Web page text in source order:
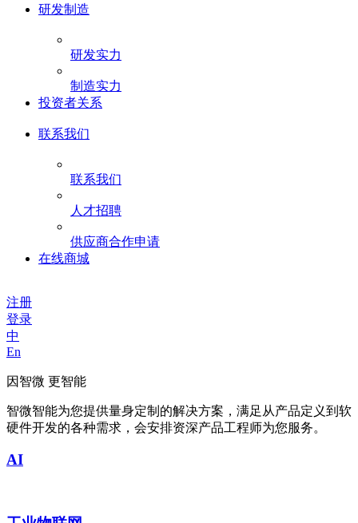
研发制造
研发实力
制造实力
投资者关系
联系我们
联系我们
人才招聘
供应商合作申请
在线商城
注册
登录
中
En
因智微 更智能
智微智能为您提供量身定制的解决方案，满足从产品定义到软
硬件开发的各种需求，会安排资深产品工程师为您服务。
AI